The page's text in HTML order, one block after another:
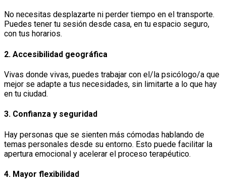
No necesitas desplazarte ni perder tiempo en el transporte.
Puedes tener tu sesión desde casa, en tu espacio seguro,
con tus horarios.
2. Accesibilidad geográfica
Vivas donde vivas, puedes trabajar con el/la psicólogo/a que
mejor se adapte a tus necesidades, sin limitarte a lo que hay
en tu ciudad.
3. Confianza y seguridad
Hay personas que se sienten más cómodas hablando de
temas personales desde su entorno. Esto puede facilitar la
apertura emocional y acelerar el proceso terapéutico.
4. Mayor flexibilidad